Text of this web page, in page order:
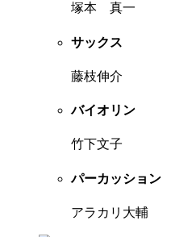
塚本 真一
サックス
藤枝伸介
バイオリン
竹下文子
パーカッション
アラカリ大輔